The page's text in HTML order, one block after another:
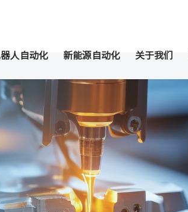
人自动化 新能源自动化 关于我们